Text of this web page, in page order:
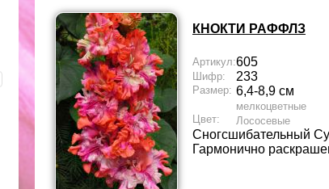
КНОКТИ РАФФЛЗ
Артикул:605
Шифр: 233
Размер: 6,4-8,9 см
мелкоцветные
Цвет:
Лососевые
Сногсшибательный
Гармонично